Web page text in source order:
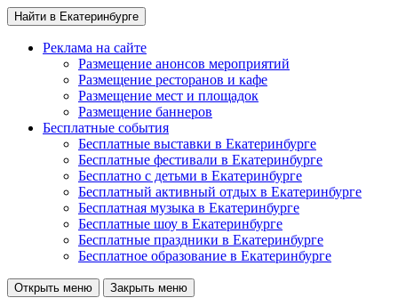
Найти в Екатеринбурге
Реклама на сайте
Размещение анонсов мероприятий
Размещение ресторанов и кафе
Размещение мест и площадок
Размещение баннеров
Бесплатные события
Бесплатные выставки в Екатеринбурге
Бесплатные фестивали в Екатеринбурге
Бесплатно с детьми в Екатеринбурге
Бесплатный активный отдых в Екатеринбурге
Бесплатная музыка в Екатеринбурге
Бесплатные шоу в Екатеринбурге
Бесплатные праздники в Екатеринбурге
Бесплатное образование в Екатеринбурге
Открыть меню Закрыть меню